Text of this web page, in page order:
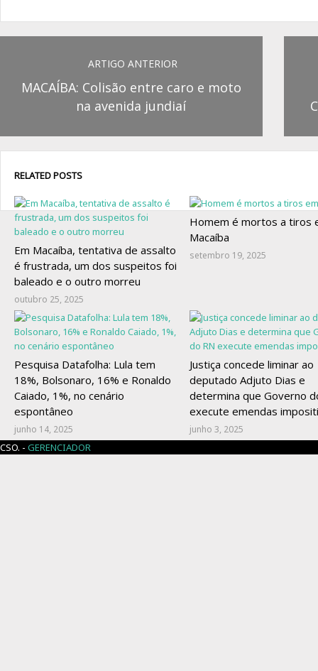
ARTIGO ANTERIOR
MACAÍBA: Colisão entre caro e moto
na avenida jundiaí
RELATED POSTS
Em Macaíba, tentativa de assalto
é frustrada, um dos suspeitos foi
baleado e o outro morreu
outubro 25, 2025
Homem é mortos a tiros
Macaíba
setembro 19, 2025
Pesquisa Datafolha: Lula tem
18%, Bolsonaro, 16% e Ronaldo
Caiado, 1%, no cenário
espontâneo
junho 14, 2025
Justiça concede liminar ao
deputado Adjuto Dias e
determina que Governo
execute emendas
junho 3, 2025
CSO. - GERENCIADOR